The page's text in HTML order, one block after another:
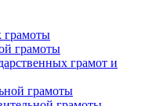
грамоты
грамоты
грамот и
грамоты